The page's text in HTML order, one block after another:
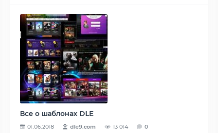
Все о шаблонах DLE
01.06.2018 dle9.com 13 014 0